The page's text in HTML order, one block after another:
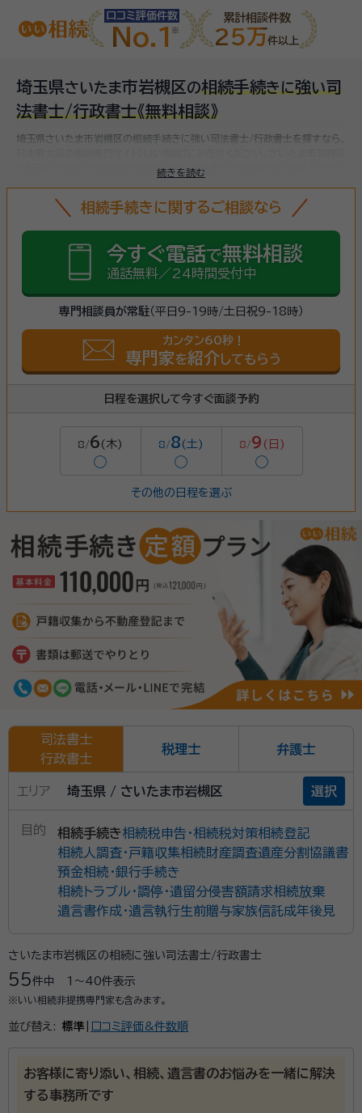
口コミ評価件数
No.1
累計相談件数
25万件以上
埼玉県さいたま市岩槻区の相続手続き に強い司
法書士/行政書士《無料相談》
続きを読む
埼玉県さいたま市岩槻区の相続手続きに強い司法書士/行政書士を探すなら、
(埼玉県)で対応可能な相続手続きに強い司法書士/行政書士をお探しいただ
きです。相続人・相続財産の確認、遺言書の確認、遺産分割協議、相続財産の名
義変更、相続税の申告・納税（相続財産が基礎控除額を超えていた場合）など多
相続手続きに関するご相談なら
今すぐ電話で無料相談
通話無料／24時間受付中
専門相談員が常駐（平日9-19時/土日祝9-18時）
カンタン60秒！
専門家を紹介 してもらう
日程を選択して今すぐ面談予約
8/6 (木)
◯
8/8(土)
◯
8/9 (日)
◯
その他の日程を選ぶ
司法書士
行政書士
税理士 弁護士
エリア 埼玉県 / さいたま市岩槻区 選択
目的 相続手続き相続税申告・相続税対策相続登記
相続人調査・戸籍収集相続財産調査遺産分割協議書
預金相続・銀行手続き
相続トラブル・調停・遺留分侵害額請求相続放棄
遺言書作成・遺言執行生前贈与家族信託成年後見
さいたま市岩槻区の相続に強い司法書士/行政書士
55件中 1〜40件表示
※いい相続非提携専門家も含みます。
並び替え: 標準 口コミ評価&件数順
お客様に寄り添い、相続、遺言書のお悩みを一緒に解決
する事務所です